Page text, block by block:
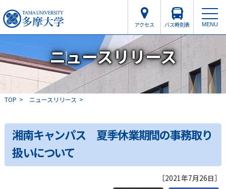
アクセス バス時刻表 MENU
ニュースリリース
TOP ニュースリリース
湘南キャンパス 夏季休業期間の事務取り
扱いについて
［2021年7月26日］